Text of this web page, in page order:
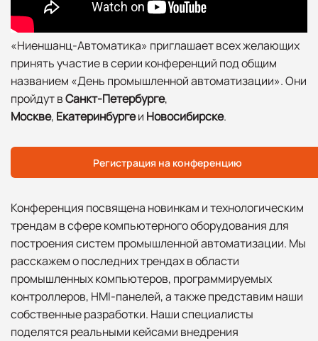
«Ниеншанц-Автоматика» приглашает всех желающих
принять участие в серии конференций под общим
названием «День промышленной автоматизации». Они
пройдут вСанкт-Петербурге,
Москве, Екатеринбургеи Новосибирске.
Регистрация на конференцию
Конференция посвящена новинкам и технологическим
трендам в сфере компьютерного оборудования для
построения систем промышленной автоматизации. Мы
расскажем о последних трендах в области
промышленных компьютеров, программируемых
контроллеров, HMI-панелей, а также представим наши
собственные разработки. Наши специалисты
поделятся реальными кейсами внедрения